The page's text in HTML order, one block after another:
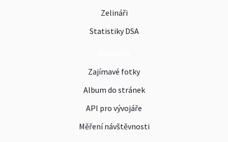
Zelináři
Statistiky DSA
Zajímavé fotky
Album do stránek
API pro vývojáře
Měření návštěvnosti